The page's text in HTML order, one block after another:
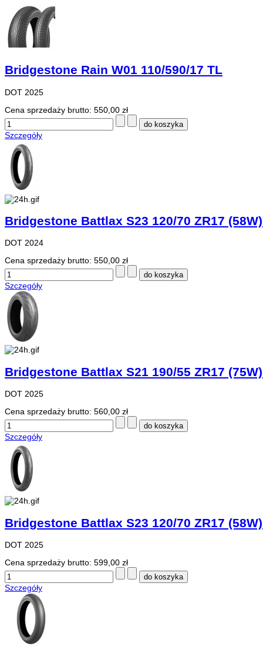
Bridgestone Rain W01 110/590/17 TL
DOT 2025
Cena sprzedaży brutto: 550,00 zł
Szczegóły
Bridgestone Battlax S23 120/70 ZR17
DOT 2024
Cena sprzedaży brutto: 550,00 zł
Szczegóły
Bridgestone Battlax S21 190/55 ZR17
DOT 2025
Cena sprzedaży brutto: 560,00 zł
Szczegóły
Bridgestone Battlax S23 120/70 ZR17
DOT 2025
Cena sprzedaży brutto: 599,00 zł
Szczegóły